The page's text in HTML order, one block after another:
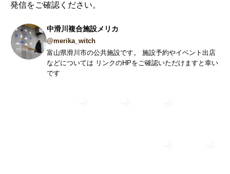
発信をご確認ください。
中滑川複合施設メリカ
@merika_witch
富山県滑川市の公共施設です。⁡ 施設予約やイベント出店
などについては⁡ ⁡リンクのHPをご確認いただけますと幸い
です